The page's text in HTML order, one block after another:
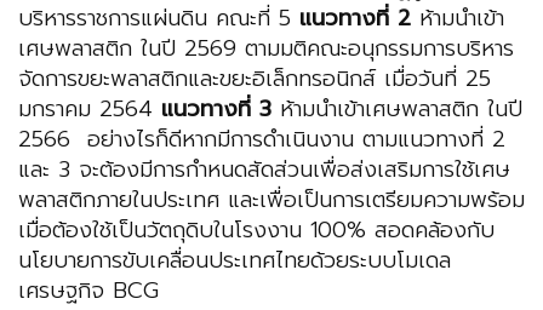
บริหารราชการแผ่นดิน คณะที่ 5 แนวทางที่ 2 ห้ามนำเข้า
เศษพลาสติก ในปี 2569 ตามมติคณะอนุกรรมการบริหาร
จัดการขยะพลาสติกและขยะอิเล็กทรอนิกส์ เมื่อวันที่ 25
มกราคม 2564 แนวทางที่ 3 ห้ามนำเข้าเศษพลาสติก ในปี
2566 อย่างไรก็ดีหากมีการดำเนินงาน ตามแนวทางที่ 2
และ 3 จะต้องมีการกำหนดสัดส่วนเพื่อส่งเสริมการใช้เศษ
พลาสติกภายในประเทศ และเพื่อเป็นการเตรียมความพร้อม
เมื่อต้องใช้เป็นวัตถุดิบในโรงงาน 100% สอดคล้องกับ
นโยบายการขับเคลื่อนประเทศไทยด้วยระบบโมเดล
เศรษฐกิจ BCG